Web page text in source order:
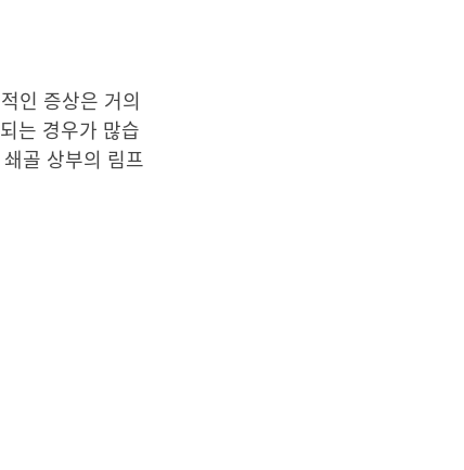
인 증상은 거의
는 경우가 많습
골 상부의 림프